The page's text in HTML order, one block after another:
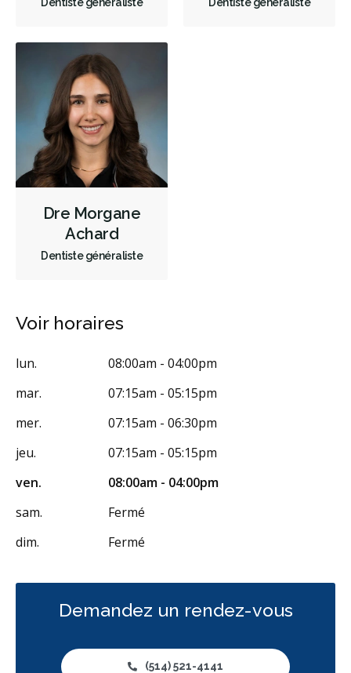
Dre Morgane
Achard
Dentiste généraliste
Voir horaires
lun.
08:00am - 04:00pm
mar.
07:15am - 05:15pm
mer.
07:15am - 06:30pm
jeu.
07:15am - 05:15pm
ven.
08:00am - 04:00pm
sam.
Fermé
dim.
Fermé
Demandez un rendez-vous
(514) 521-4141